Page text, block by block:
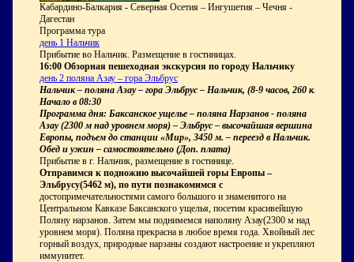
Кабардино-Балкария - Северная Осетия – Ингушетия – Чечня -
Дагестан
Программа тура
день 1 Нальчик
Прибытие во Нальчик. Размещение в гостиницах.
16:00 Обзорная пешеходная экскурсия по городу Нальчику
день 2 поляна Азау – гора Эльбрус
Нальчик – поляна Азау – гора Эльбрус – Нальчик, (8-9 часов, 260 км)
Начало в 08:30
Программа дня: Баксанское ущелье – поляна Нарзанов - поляна
Азау (2300 м над уровнем моря) – Эльбрус – высочайшая вершина
Европы, подъем до станции «Мир», 3450 м. – переезд в Нальчик.
Обед и ужин – самостоятельно (Доп. плата)
Прибытие в г. Нальчик, размещение в гостинице.
Отправимся к подножию высочайшей горы Европы –
Эльбрусу(5462 м), по пути познакомимся с
достопримечательностями самого большого и знаменитого на
Центральном Кавказе Баксанского ущелья, посетим красивейшую
Поляну нарзанов. Затем мы поднимемся наполяну Азау(2300 м над
уровнем моря). Поляна прекрасна в любое время года. Хвойный лес,
горный воздух, природные нарзаны создают настроение и укрепляют
иммунитет.